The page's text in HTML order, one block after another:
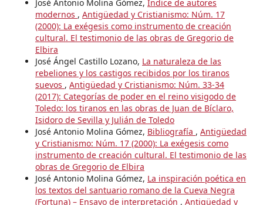
José Antonio Molina Gómez, Índice de autores
modernos , Antigüedad y Cristianismo: Núm. 17
(2000): La exégesis como instrumento de creación
cultural. El testimonio de las obras de Gregorio de
Elbira
José Ángel Castillo Lozano, La naturaleza de las
rebeliones y los castigos recibidos por los tiranos
suevos , Antigüedad y Cristianismo: Núm. 33-34
(2017): Categorías de poder en el reino visigodo de
Toledo: los tiranos en las obras de Juan de Bíclaro,
Isidoro de Sevilla y Julián de Toledo
José Antonio Molina Gómez, Bibliografía , Antigüedad
y Cristianismo: Núm. 17 (2000): La exégesis como
instrumento de creación cultural. El testimonio de las
obras de Gregorio de Elbira
José Antonio Molina Gómez, La inspiración poética en
los textos del santuario romano de la Cueva Negra
(Fortuna) – Ensayo de interpretación , Antigüedad y